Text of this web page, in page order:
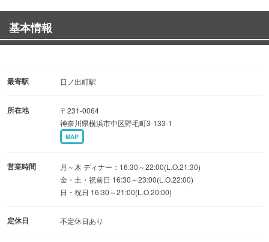
ます
和食の最高峰を是非ご賞味下さい
・地元横浜田谷町の矢島野菜を皮ごと使用のおばんざい
秋田の純米酒や大吟醸と共にご堪能ください。
基本情報
最寄駅 日ノ出町駅
所在地
〒231-0064
神奈川県横浜市中区野毛町3-133-1
MAP
営業時間
月～木 ディナー：16:30～22:00(L.O.21:30)
金・土・祝前日 16:30～23:00(L.O.22:00)
日・祝日 16:30～21:00(L.O.20:00)
定休日 不定休日あり